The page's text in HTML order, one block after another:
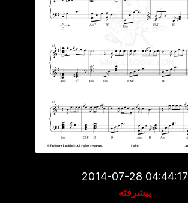
2014-07-28 04:44:17
پیشرفته